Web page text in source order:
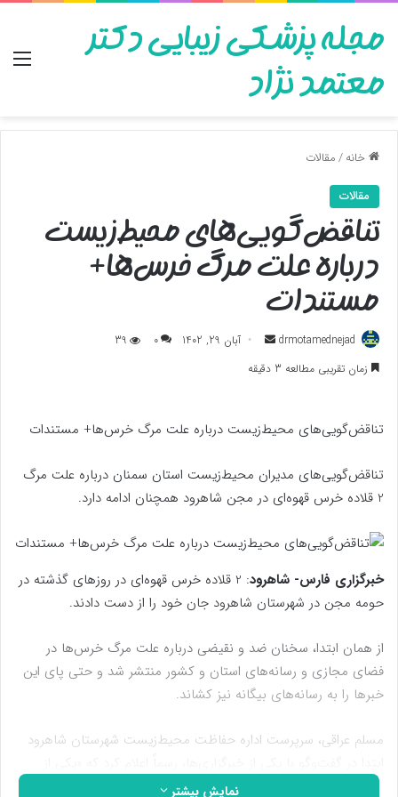
مجله پزشکی زیبایی دکتر
معتمد نژاد
خانه/مقالات
مقالات
تناقض‌گویی‌های محیط‌زیست
درباره علت مرگ خرس‌ها+
مستندات
drmotamednejad
ارسال
به
آبان 29, 1402 0
39
زمان تقریبی مطالعه 3 دقیقه
تناقض‌گویی‌های محیط‌زیست درباره علت مرگ خرس‌ها+ مستندات
تناقض‌گویی‌های مدیران محیط‌زیست استان سمنان درباره علت مرگ
2 قلاده خرس قهوه‌ای در مجن شاهرود همچنان ادامه دارد.
خبرگزاری فارس- شاهرود
: 2 قلاده خرس قهوه‌ای در روزهای گذشته در
حومه مجن در شهرستان شاهرود جان خود را از دست دادند.
از همان ابتدا، سخنان ضد و نقیضی درباره علت مرگ خرس‌ها در
فضای مجازی و رسانه‌های استان و کشور منتشر شد و حتی پای این
خبرها را به رسانه‌های بیگانه نیز کشاند.
مسلم عراقی، سرپرست اداره حفاظت محیط‌زیست شهرستان شاهرود
خرس‌های قهوه‌ای بر اثر تصادف و دیگری نیز به علت
نزاع با خرس نر
نمایش بیشتر